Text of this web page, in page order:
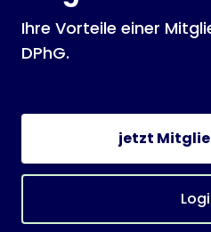
Ihre Vorteile einer
DPhG.
jetzt